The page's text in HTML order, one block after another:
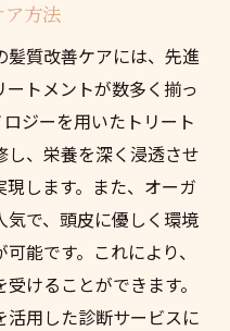
ア方法
質改善ケアには、先進
トメントが数多く揃っ
ジーを用いたトリート
し、栄養を深く浸透させ
します。また、オーガ
で、頭皮に優しく環境
能です。これにより、
けることができます。
活用した診断サービスに